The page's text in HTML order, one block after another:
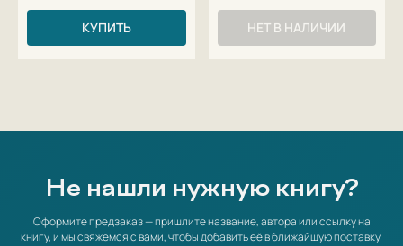
КУПИТЬ НЕТ В НАЛИЧИИ
Не нашли нужную книгу?
Оформите предзаказ — пришлите название, автора или ссылку на
книгу, и мы свяжемся с вами, чтобы добавить её в ближайшую поставку.